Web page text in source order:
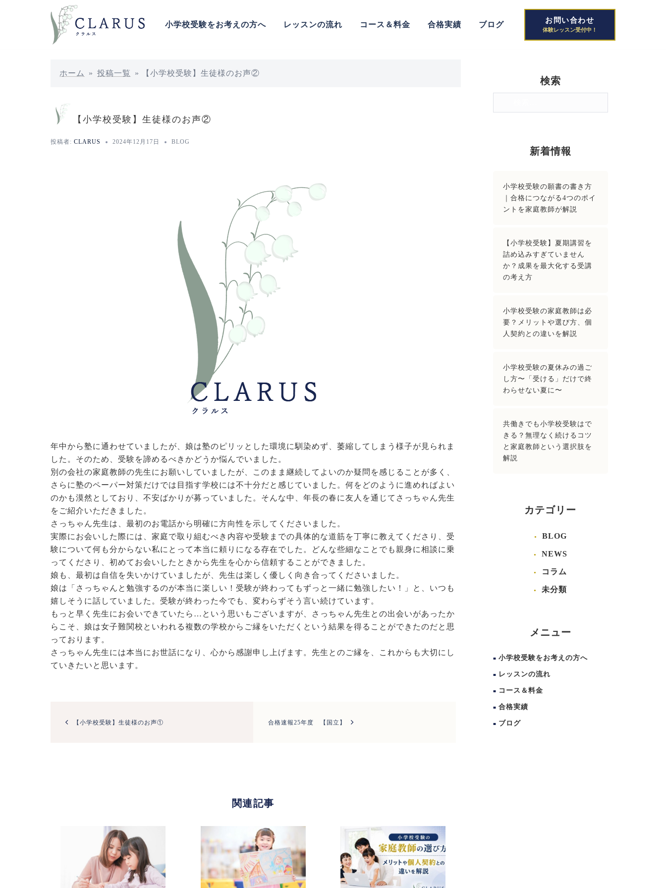
小学校受験をお考えの方へ レッスンの流れ コース＆料金 合格実績 ブログ お問い合わせ
ホーム » 投稿一覧 » 【小学校受験】生徒様のお声②
【小学校受験】生徒様のお声②
投稿者: CLARUS 2024年12月17日 BLOG
年中から塾に通わせていましたが、娘は塾のピリッとした環境に馴染めず、萎縮してしまう様子が見られま
した。そのため、受験を諦めるべきかどうか悩んでいました。
別の会社の家庭教師の先生にお願いしていましたが、このまま継続してよいのか疑問を感じることが多く、
さらに塾のペーパー対策だけでは目指す学校には不十分だと感じていました。何をどのように進めればよい
のかも漠然としており、不安ばかりが募っていました。そんな中、年長の春に友人を通じてさっちゃん先生
をご紹介いただきました。
さっちゃん先生は、最初のお電話から明確に方向性を示してくださいました。
実際にお会いした際には、家庭で取り組むべき内容や受験までの具体的な道筋を丁寧に教えてくださり、受
験について何も分からない私にとって本当に頼りになる存在でした。どんな些細なことでも親身に相談に乗
ってくださり、初めてお会いしたときから先生を心から信頼することができました。
娘も、最初は自信を失いかけていましたが、先生は楽しく優しく向き合ってくださいました。
娘は「さっちゃんと勉強するのが本当に楽しい！受験が終わってもずっと一緒に勉強したい！」と、いつも
嬉しそうに話していました。受験が終わった今でも、変わらずそう言い続けています。
もっと早く先生にお会いできていたら…という思いもございますが、さっちゃん先生との出会いがあったか
らこそ、娘は女子難関校といわれる複数の学校からご縁をいただくという結果を得ることができたのだと思
っております。
さっちゃん先生には本当にお世話になり、心から感謝申し上げます。先生とのご縁を、これからも大切にし
ていきたいと思います。
【小学校受験】生徒様のお声① 合格速報25年度 【国立】
関連記事
検索
索:
新着情報
小学校受験の願書の書き方
｜合格につながる4つのポイ
ントを家庭教師が解説
【小学校受験】夏期講習を
詰め込みすぎていません
か？成果を最大化する受講
の考え方
小学校受験の家庭教師は必
要？メリットや選び方、個
人契約との違いを解説
小学校受験の夏休みの過ご
し方〜「受ける」だけで終
わらせない夏に〜
共働きでも小学校受験はで
きる？無理なく続けるコツ
と家庭教師という選択肢を
解説
カテゴリー
BLOG
NEWS
コラム
未分類
メニュー
小学校受験をお考えの方へ
レッスンの流れ
コース＆料金
合格実績
ブログ